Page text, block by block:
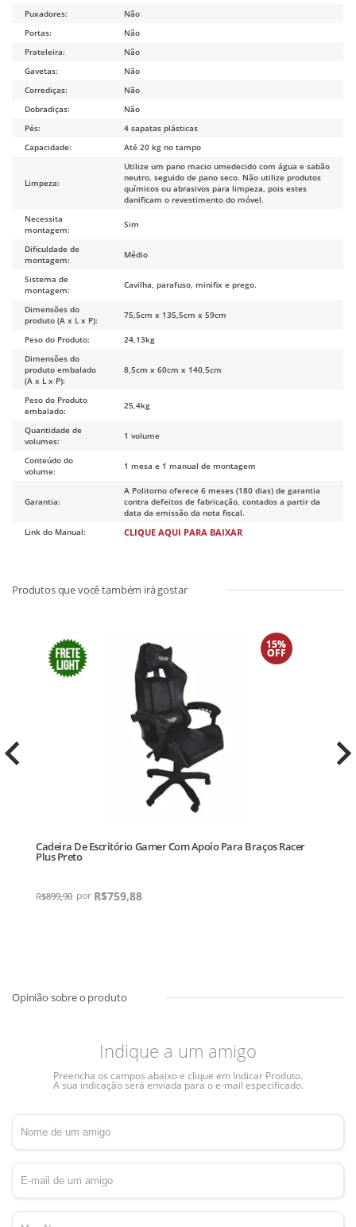
Puxadores:
Não
Portas:
Não
Prateleira:
Não
Gavetas:
Não
Corrediças:
Não
Dobradiças:
Não
Pés:
4 sapatas plásticas
Capacidade:
Até 20 kg no tampo
Limpeza:
Utilize um pano macio umedecido com água e sabão
neutro, seguido de pano seco. Não utilize produtos
químicos ou abrasivos para limpeza, pois estes
danificam o revestimento do móvel.
Necessita
montagem:
Sim
Dificuldade de
montagem:
Médio
Sistema de
montagem:
Cavilha, parafuso, minifix e prego.
Dimensões do
produto (A x L x P):
75,5cm x 135,5cm x 59cm
Peso do Produto:
24,13kg
Dimensões do
produto embalado
(A x L x P):
8,5cm x 60cm x 140,5cm
Peso do Produto
embalado:
25,4kg
Quantidade de
volumes:
1 volume
Conteúdo do
volume:
1 mesa e 1 manual de montagem
Garantia:
A Politorno oferece 6 meses (180 dias) de garantia
contra defeitos de fabricação, contados a partir da
data da emissão da nota fiscal.
Link do Manual:
CLIQUE AQUI PARA BAIXAR
15%
OFF
Cadeira De Escritório Gamer Com Apoio Para Braços Racer
Plus Preto
R$899,90 R$759,88
Indique a um amigo
Preencha os campos abaixo e clique em Indicar Produto.
A sua indicação será enviada para o e-mail especificado.